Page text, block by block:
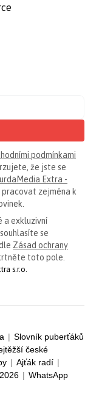
podmínkami
že jste se
Extra -
pracovat zejména k
a exkluzivní
se
Zásad ochrany
toto pole.
s.r.o.
| Slovník puberťáků
české
| Ajťák radí |
| WhatsApp